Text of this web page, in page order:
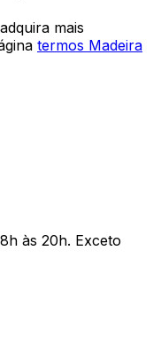
mais
termos Madeira
às 20h. Exceto